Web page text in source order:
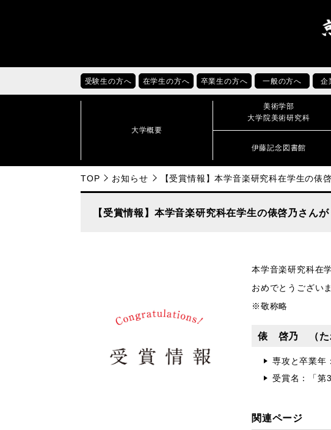
受験生の方へ 在学生の方へ 卒業生の方へ 一般の方へ 企
大学概要
美術学部
大学院美術研究科
伊藤記念図書館
TOP お知らせ 【受賞情報】本学音楽研究科在学生の
【受賞情報】本学音楽研究科在学生の俵啓乃さん
本学音楽研究科在
おめでとうございま
※敬称略
俵 啓乃 （た
専攻と卒業年
受賞名：「
関連ページ